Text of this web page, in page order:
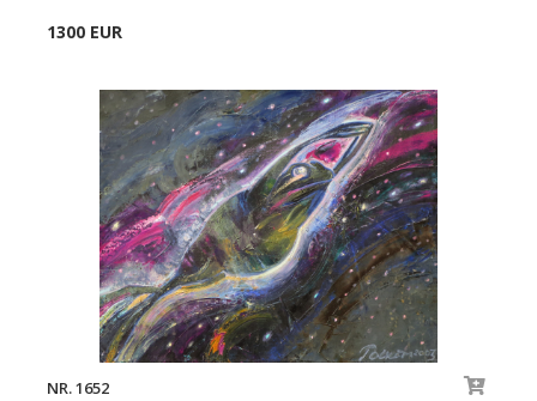
1300 EUR
NR. 1652